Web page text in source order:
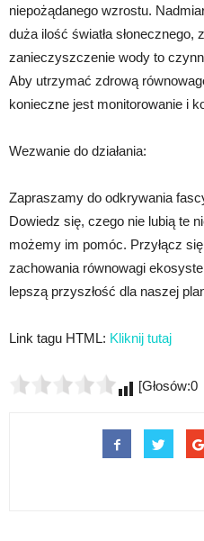
niepożądanego wzrostu.
duża ilość światła
zanieczyszczenie wody to
Aby utrzymać zdrową
konieczne jest monitorowanie i
Wezwanie do działania:
Zapraszamy do odkrywania
Dowiedz się, czego nie lubią te
możemy im pomóc. Przyłącz
zachowania równowagi
lepszą przyszłość dla naszej
Link tagu HTML: Kliknij tutaj